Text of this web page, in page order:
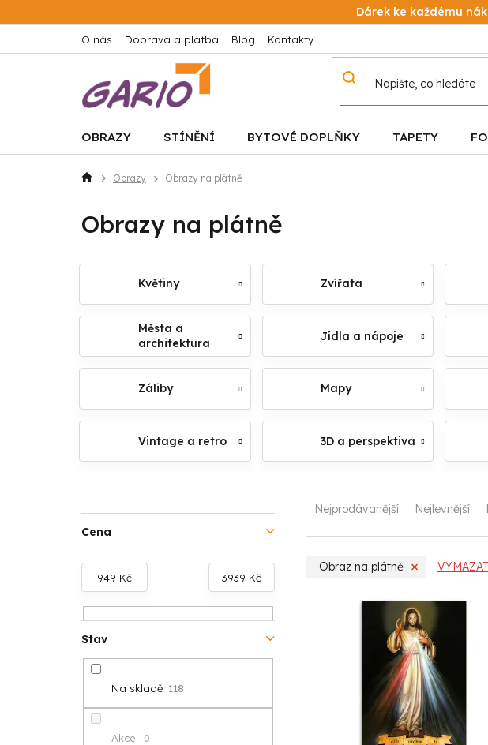
na
Dárek ke každému
O nás Doprava a platba Blog Kontakty
OBRAZY STÍNĚNÍ BYTOVÉ DOPLŇKY TAPETY
Domů Obrazy Obrazy na plátně
Obrazy na plátně
Květiny Zvířata
Města a
architektura
Jídla a nápoje
Záliby Mapy
Vintage a retro 3D a perspektiva
o
s
t
r
a
n
n
Cena
949 Kč 3939 Kč
Stav
Na skladě 118
Akce 0
ŘNejprodávanější Nejlevnější
Obraz na plátně